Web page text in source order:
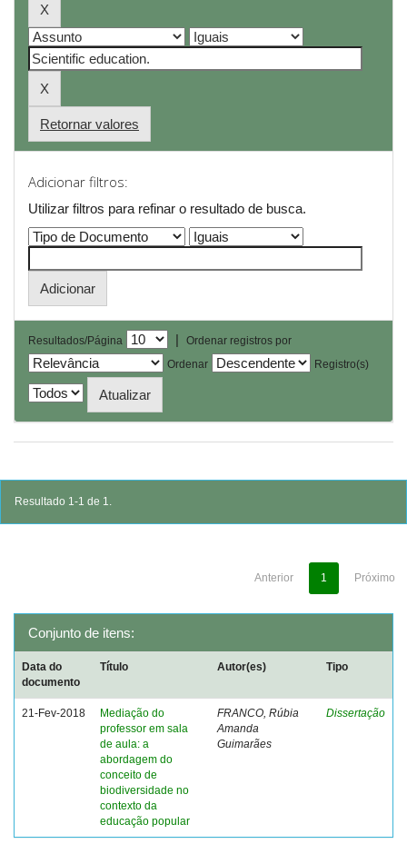
Retornar valores
Adicionar filtros:
Utilizar filtros para refinar o resultado de busca.
Resultados/Página |
Ordenar registros por
Ordenar
Registro(s)
Resultado 1-1 de 1.
Anterior 1 Próximo
Conjunto de itens:
Data do
documento
Título Autor(es) Tipo
21-Fev-2018
Mediação do
professor em sala
de aula: a
abordagem do
conceito de
biodiversidade no
contexto da
educação popular
FRANCO, Rúbia
Amanda
Guimarães
Dissertação